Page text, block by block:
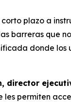
plazo a
barreras que
donde los
director
permiten